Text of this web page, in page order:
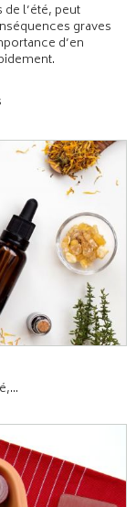
l’été, peut
graves
d’en